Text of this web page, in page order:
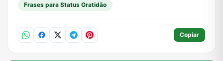
Frases para Status Gratidão
Copiar